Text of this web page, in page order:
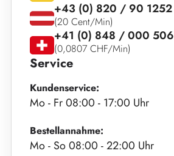
Service
Kundenservice:
Mo - Fr 08:00 - 17:00 Uhr
Bestellannahme:
Mo - So 08:00 - 22:00 Uhr
+43 (0) 820 / 90 1252
(20 Cent/Min)
+41 (0) 848 / 000 506
(0,0807 CHF/Min)